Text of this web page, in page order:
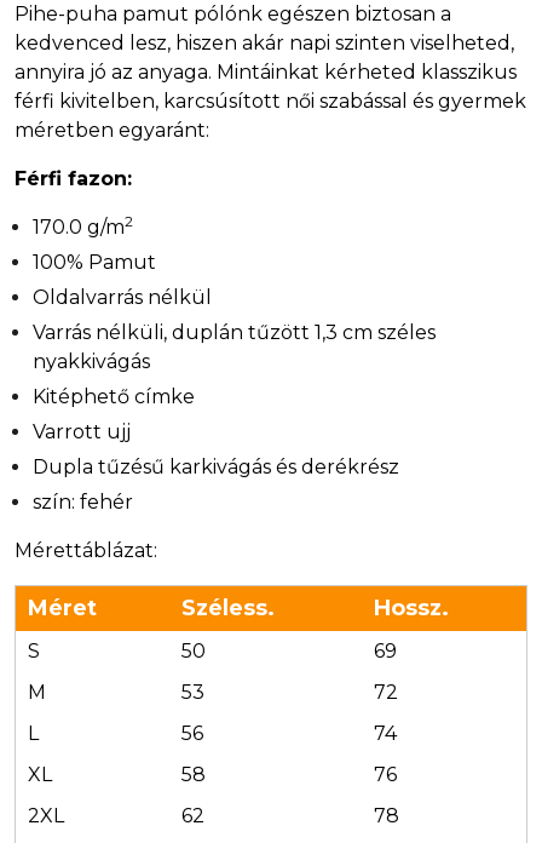
Pihe-puha pamut pólónk egészen biztosan a
kedvenced lesz, hiszen akár napi szinten viselheted,
annyira jó az anyaga. Mintáinkat kérheted klasszikus
férfi kivitelben, karcsúsított női szabással és gyermek
méretben egyaránt:
Férfi fazon:
170.0 g/m2
100% Pamut
Oldalvarrás nélkül
Varrás nélküli, duplán tűzött 1,3 cm széles
nyakkivágás
Kitéphető címke
Varrott ujj
Dupla tűzésű karkivágás és derékrész
szín: fehér
Mérettáblázat:
Méret Széless. Hossz.
S 50
69
M
53
72
L
56
74
XL
58
76
2XL
62
78